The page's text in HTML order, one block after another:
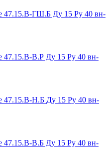
47.15.В-ГШ.Б Ду 15 Ру 40 вн-
B.Р Ду 15 Ру 40 вн-
47.15.B-Н.Б Ду 15 Ру 40 вн-
B.Б Ду 15 Ру 40 вн-